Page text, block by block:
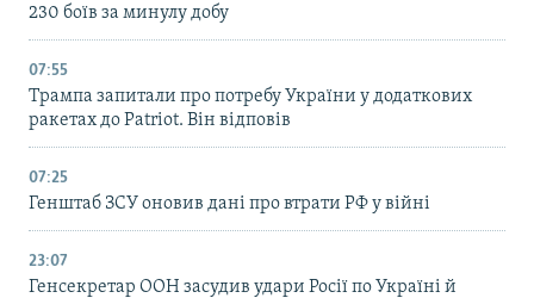
230 боїв за минулу добу
07:55
Трампа запитали про потребу України у додаткових
ракетах до Patriot. Він відповів
07:25
Генштаб ЗСУ оновив дані про втрати РФ у війні
23:07
Генсекретар ООН засудив удари Росії по Україні й